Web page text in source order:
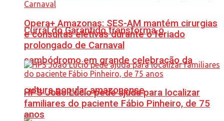
Curral do Garantido transforma o
sambódromo em grande celebração da
cultura popular amazonense
Opera+ Amazonas: SES-AM mantém cirurgias
e consultas eletivas durante o feriado
prolongado de Carnaval
HPS João Lúcio pede ajuda para localizar
familiares do paciente Fábio Pinheiro, de 75
anos